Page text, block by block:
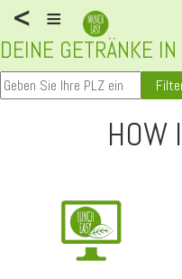
< ≡
DEINE GETRÄNKE
HOW